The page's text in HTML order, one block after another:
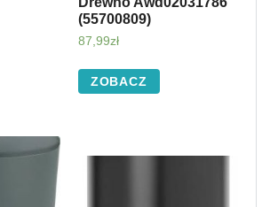
(55700809)
87,99zł
ZOBACZ